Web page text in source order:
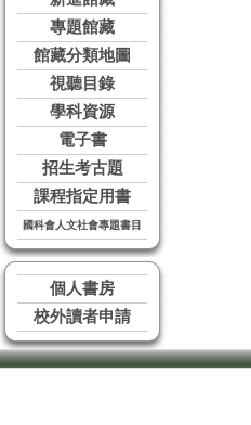
專題館藏
館藏分類地圖
視聽目錄
學科資源
電子書
招生考古題
課程指定用書
國科會人文社會專題書目
個人書房
校外讀者申請